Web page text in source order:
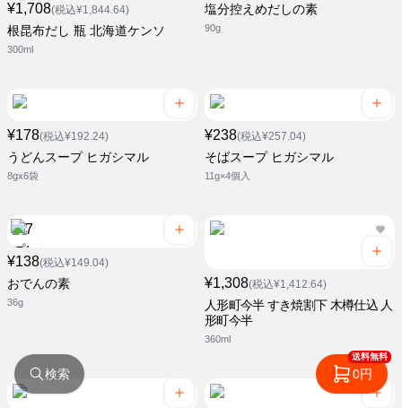
¥1,708(税込¥1,844.64)
根昆布だし 瓶 北海道ケンソ
300ml
塩分控えめだしの素
90g
¥178(税込¥192.24)
うどんスープ ヒガシマル
8gx6袋
¥238(税込¥257.04)
そばスープ ヒガシマル
11g×4個入
¥138(税込¥149.04)
おでんの素
36g
¥1,308(税込¥1,412.64)
人形町今半 すき焼割下 木樽仕込 人
形町今半
360ml
検索
送料無料
0円